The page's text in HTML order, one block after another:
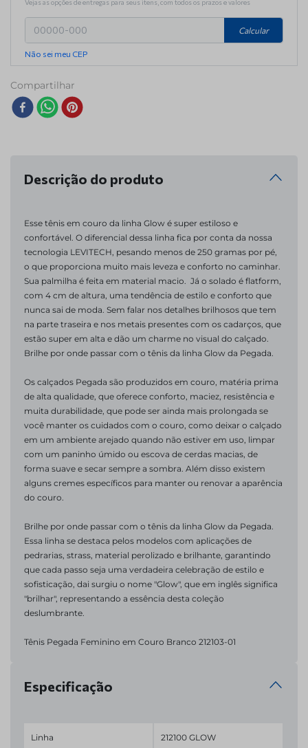
Vejas as opções de entregas para seus itens, com todos os prazos e valores
Calcular
Não sei meu CEP
Compartilhar
Descrição do produto
Esse tênis em couro da linha Glow é super estiloso e
confortável. O diferencial dessa linha fica por conta da nossa
tecnologia LEVITECH, pesando menos de 250 gramas por pé,
o que proporciona muito mais leveza e conforto no caminhar.
Sua palmilha é feita em material macio.  Já o solado é flatform,
com 4 cm de altura, uma tendência de estilo e conforto que
nunca sai de moda. Sem falar nos detalhes brilhosos que tem
na parte traseira e nos metais presentes com os cadarços, que
estão super em alta e dão um charme no visual do calçado.
Brilhe por onde passar com o tênis da linha Glow da Pegada.
Os calçados Pegada são produzidos em couro, matéria prima
de alta qualidade, que oferece conforto, maciez, resistência e
muita durabilidade, que pode ser ainda mais prolongada se
você manter os cuidados com o couro, como deixar o calçado
em um ambiente arejado quando não estiver em uso, limpar
com um paninho úmido ou escova de cerdas macias, de
forma suave e secar sempre a sombra. Além disso existem
alguns cremes específicos para manter ou renovar a aparência
do couro.
Brilhe por onde passar com o tênis da linha Glow da Pegada.
Essa linha se destaca pelos modelos com aplicações de
pedrarias, strass, material perolizado e brilhante, garantindo
que cada passo seja uma verdadeira celebração de estilo e
sofisticação, dai surgiu o nome "Glow", que em inglês significa
"brilhar", representando a essência desta coleção
deslumbrante.
Tênis Pegada Feminino em Couro Branco 212103-01
Especificação
Linha 212100 GLOW